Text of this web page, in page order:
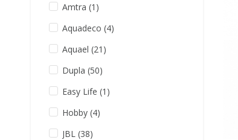
Amtra (1)
Aquadeco (4)
Aquael (21)
Dupla (50)
Easy Life (1)
Hobby (4)
JBL (38)